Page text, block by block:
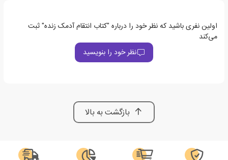
اولین نفری باشید که نظر خود را درباره "کتاب انتقام آدمک زنده" ثبت
می‌کند
نظر خود را بنویسید
بازگشت به بالا